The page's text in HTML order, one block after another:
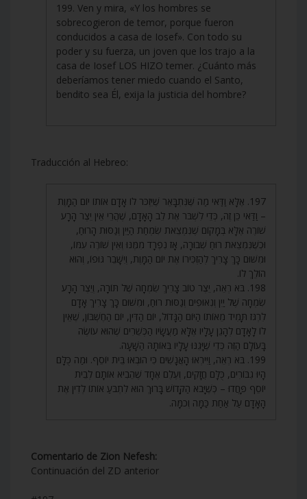
199. Ven y mira, «Y los hombres se
sobrecogieron de temor, porque fueron
conducidos a casa de Iosef». Con todo su
poder y su fuerza, un joven que los trajo a la
casa de Iosef LOS HIZO temer. ¿Cuánto más
deberíamos tener miedo cuando el Santo,
bendito sea Él, exija la justicia del hombre?
Traducción al Hebreo:
197. אֶלָּא וַדַּאי מַה שֶּׁנִּתְבָּאֵר שֶׁיִּזְכֹּר לוֹ אָדָם אוֹתוֹ יוֹם הַמָּוֶת
– וַדַּאי כֵּן זֶה, כְּדֵי לִשְׁבֹּר אֶת לֵב הָאָדָם, שֶׁהֲרֵי אֵין יֵצֶר הָרָע
שׁוֹרֶה אֶלָּא בְּמָקוֹם שֶׁנִּמְצֵאת שִׂמְחַת הַיַּיִן וְגַסּוּת הָרוּחַ,
וּכְשֶׁנִּמְצֵאת רוּחַ שְׁבוּרָה, אָז נִפְרָד מִמֶּנּוּ וְאֵין שׁוֹרֶה עִמּוֹ,
וּמִשּׁוּם כָּךְ צָרִיךְ לְהַזְכִּירוֹ אֶת יוֹם הַמָּוֶת, וְיִשָּׁבֵר גּוּפוֹ, וְהוּא
הוֹלֵךְ לוֹ.
198. בֹּא רְאֵה, יֵצֶר טוֹב צָרִיךְ שִׂמְחָה שֶׁל תּוֹרָה, וְיֵצֶר הָרָע
שִׂמְחָה שֶׁל יַיִן וְנִאוּפִים וְגַסּוּת רוּחַ, וּמִשּׁוּם כָּךְ צָרִיךְ אָדָם
לִרְגֹּז תָּמִיד מֵאוֹתוֹ הַיּוֹם הַגָּדוֹל, יוֹם הַדִּין, יוֹם הַחֶשְׁבּוֹן, שֶׁאֵין
לוֹ לָאָדָם לְהָגֵן עָלָיו אֶלָּא מַעֲשָׂיו הַכְּשֵׁרִים שֶׁהוּא עוֹשֶׂה
בָּעוֹלָם הַזֶּה כְּדֵי שֶׁיָּגֵנּוּ עָלָיו בְּאוֹתָהּ הַשָּׁעָה.
199. בֹּא רְאֵה, וַיִּירְאוּ הָאֲנָשִׁים כִּי הוּבְאוּ בֵּית יוֹסֵף. וּמַה כֻּלָּם
הָיוּ גִבּוֹרִים, כֻּלָּם חֲזָקִים, וְעֶלֶם אֶחָד שֶׁהֵבִיא אוֹתָם לְבֵית
יוֹסֵף פָּחֲדוּ – כְּשֶׁיָּבֹא הַקָּדוֹשׁ בָּרוּךְ הוּא לִתְבֹּעַ אוֹתוֹ לְדִין אֶת
הָאָדָם עַל אַחַת כַּמָּה וְכמָּה.
Comentario de Zion Nefesh:
Continuación del ZD anterior